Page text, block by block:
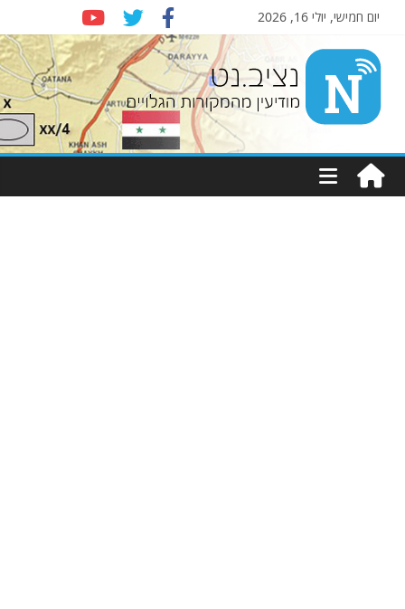
יום חמישי, יולי 16, 2026
Nziv.net
מודיעין
מהמקורות